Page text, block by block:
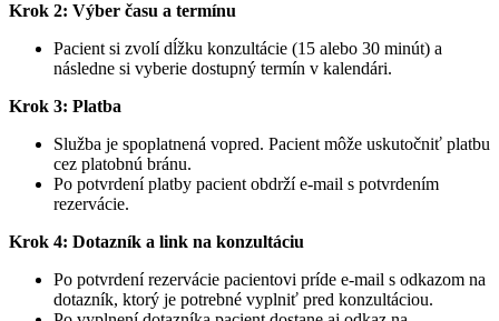
Krok 2: Výber času a termínu
Pacient si zvolí dĺžku konzultácie (15 alebo 30 minút) a
následne si vyberie dostupný termín v kalendári.
Krok 3: Platba
Služba je spoplatnená vopred. Pacient môže uskutočniť platbu
cez platobnú bránu.
Po potvrdení platby pacient obdrží e-mail s potvrdením
rezervácie.
Krok 4: Dotazník a link na konzultáciu
Po potvrdení rezervácie pacientovi príde e-mail s odkazom na
dotazník, ktorý je potrebné vyplniť pred konzultáciou.